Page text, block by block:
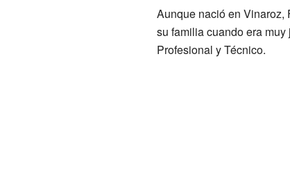
Aunque nació en Vinaroz,
su familia cuando era
Profesional y Técnico.